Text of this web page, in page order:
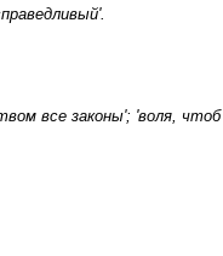
все законы'; 'воля,